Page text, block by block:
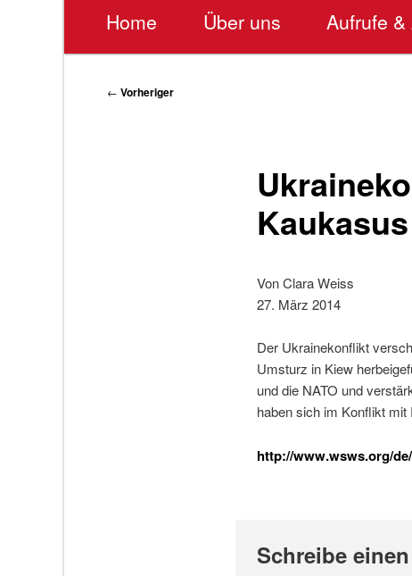
Home Über uns Aufrufe
Beitragsnavigation
← Vorheriger
Kaukasus
Von Clara Weiss
27. März 2014
Der Ukrainekonflikt
Umsturz in Kiew
und die NATO und
haben sich im Konflikt
http://www.wsws.org/
Schreibe